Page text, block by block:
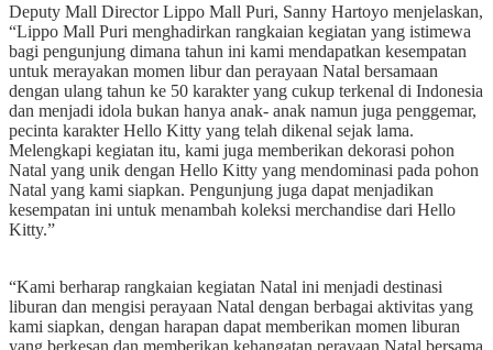
Deputy Mall Director Lippo Mall Puri, Sanny Hartoyo menjelaskan,
“Lippo Mall Puri menghadirkan rangkaian kegiatan yang istimewa
bagi pengunjung dimana tahun ini kami mendapatkan kesempatan
untuk merayakan momen libur dan perayaan Natal bersamaan
dengan ulang tahun ke 50 karakter yang cukup terkenal di Indonesia
dan menjadi idola bukan hanya anak- anak namun juga penggemar,
pecinta karakter Hello Kitty yang telah dikenal sejak lama.
Melengkapi kegiatan itu, kami juga memberikan dekorasi pohon
Natal yang unik dengan Hello Kitty yang mendominasi pada pohon
Natal yang kami siapkan. Pengunjung juga dapat menjadikan
kesempatan ini untuk menambah koleksi merchandise dari Hello
Kitty.”
“Kami berharap rangkaian kegiatan Natal ini menjadi destinasi
liburan dan mengisi perayaan Natal dengan berbagai aktivitas yang
kami siapkan, dengan harapan dapat memberikan momen liburan
yang berkesan dan memberikan kehangatan perayaan Natal bersama